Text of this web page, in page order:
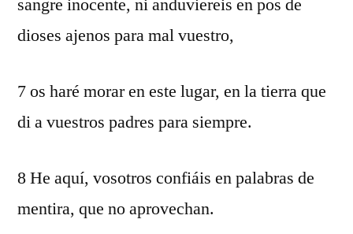
sangre inocente, ni anduviereis en pos de
dioses ajenos para mal vuestro,
7 os haré morar en este lugar, en la tierra que
di a vuestros padres para siempre.
8 He aquí, vosotros confiáis en palabras de
mentira, que no aprovechan.